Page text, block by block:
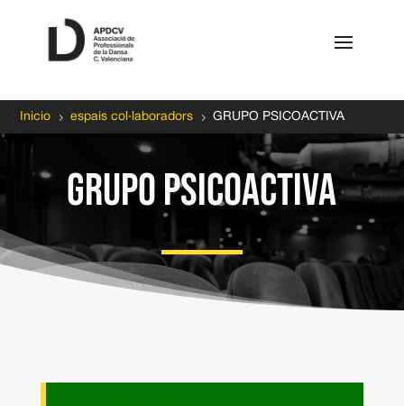
Inicio 5 espais col·laboradors 5 GRUPO PSICOACTIVA
GRUPO PSICOACTIVA